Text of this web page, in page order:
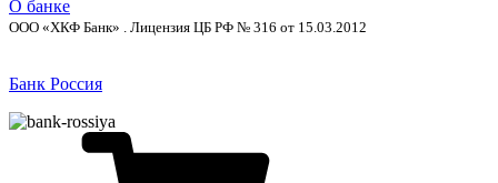
О банке
ООО «ХКФ Банк» . Лицензия ЦБ РФ № 316 от 15.03.2012
Банк Россия